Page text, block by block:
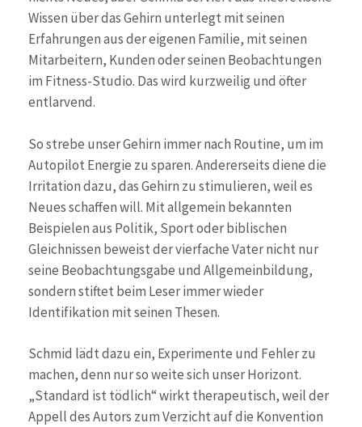
Wissen über das Gehirn unterlegt mit seinen
Erfahrungen aus der eigenen Familie, mit seinen
Mitarbeitern, Kunden oder seinen Beobachtungen
im Fitness-Studio. Das wird kurzweilig und öfter
entlarvend.
So strebe unser Gehirn immer nach Routine, um im
Autopilot Energie zu sparen. Andererseits diene die
Irritation dazu, das Gehirn zu stimulieren, weil es
Neues schaffen will. Mit allgemein bekannten
Beispielen aus Politik, Sport oder biblischen
Gleichnissen beweist der vierfache Vater nicht nur
seine Beobachtungsgabe und Allgemeinbildung,
sondern stiftet beim Leser immer wieder
Identifikation mit seinen Thesen.
Schmid lädt dazu ein, Experimente und Fehler zu
machen, denn nur so weite sich unser Horizont.
„Standard ist tödlich“ wirkt therapeutisch, weil der
Appell des Autors zum Verzicht auf die Konvention